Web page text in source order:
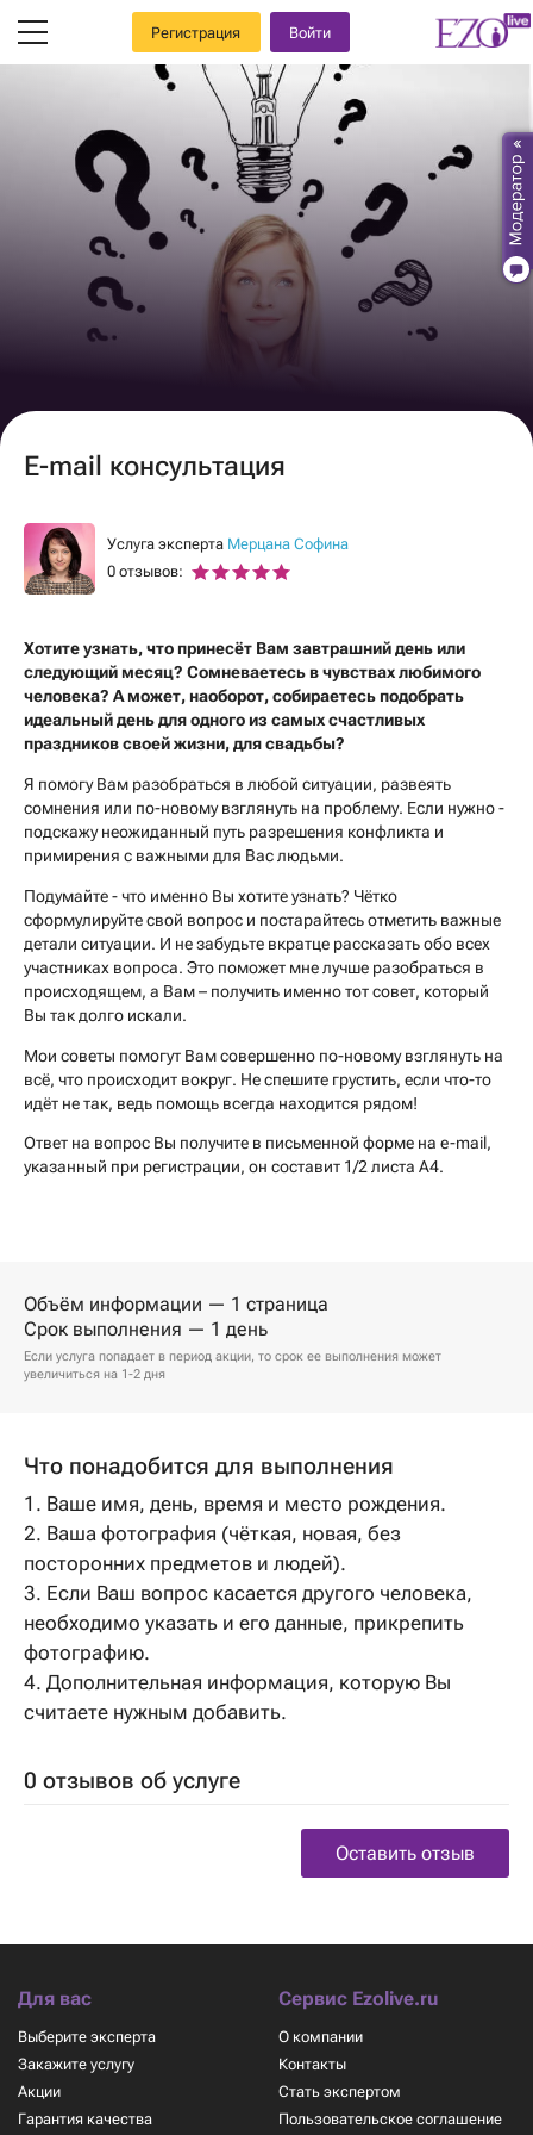
Регистрация Войти
E-mail консультация
Услуга эксперта Мерцана Софина
0 отзывов:
Хотите узнать, что принесёт Вам завтрашний день или
следующий месяц? Сомневаетесь в чувствах любимого
человека? А может, наоборот, собираетесь подобрать
идеальный день для одного из самых счастливых
праздников своей жизни, для свадьбы?
Я помогу Вам разобраться в любой ситуации, развеять
сомнения или по-новому взглянуть на проблему. Если нужно -
подскажу неожиданный путь разрешения конфликта и
примирения с важными для Вас людьми.
Подумайте - что именно Вы хотите узнать? Чётко
сформулируйте свой вопрос и постарайтесь отметить важные
детали ситуации. И не забудьте вкратце рассказать обо всех
участниках вопроса. Это поможет мне лучше разобраться в
происходящем, а Вам – получить именно тот совет, который
Вы так долго искали.
Мои советы помогут Вам совершенно по-новому взглянуть на
всё, что происходит вокруг. Не спешите грустить, если что-то
идёт не так, ведь помощь всегда находится рядом!
Ответ на вопрос Вы получите в письменной форме на e-mail,
указанный при регистрации, он составит 1/2 листа А4.
Объём информации — 1 страница
Срок выполнения — 1 день
Если услуга попадает в период акции, то срок ее выполнения может
увеличиться на 1-2 дня
Что понадобится для выполнения
1. Ваше имя, день, время и место рождения.
2. Ваша фотография (чёткая, новая, без
посторонних предметов и людей).
3. Если Ваш вопрос касается другого человека,
необходимо указать и его данные, прикрепить
фотографию.
4. Дополнительная информация, которую Вы
считаете нужным добавить.
0 отзывов об услуге
Оставить отзыв
Для вас
Выберите эксперта
Закажите услугу
Акции
Гарантия качества
Сервис Ezolive.ru
О компании
Контакты
Стать экспертом
Пользовательское соглашение